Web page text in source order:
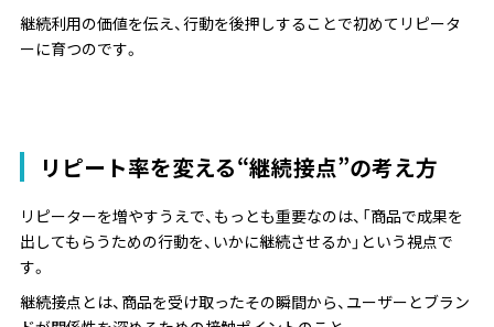
継続利用の価値を伝え、行動を後押しすることで初めてリピータ
ーに育つのです。
リピート率を変える“継続接点”の考え方
リピーターを増やすうえで、もっとも重要なのは、「商品で成果を
出してもらうための行動を、いかに継続させるか」という視点で
す。
継続接点とは、商品を受け取ったその瞬間から、ユーザーとブラン